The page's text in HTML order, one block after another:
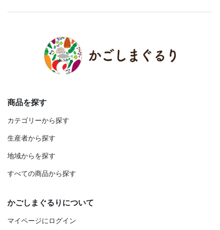
商品を探す
カテゴリーから探す
生産者から探す
地域からを探す
すべての商品から探す
かごしまぐるりについて
マイページにログイン